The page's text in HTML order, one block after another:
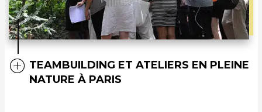
TEAMBUILDING ET ATELIERS EN PLEINE
NATURE À PARIS